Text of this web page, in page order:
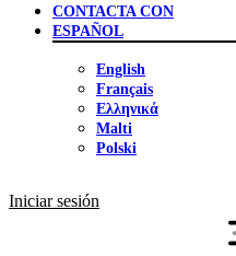
CONTACTA CON
ESPAÑOL
English
Français
Ελληνικά
Malti
Polski
Iniciar sesión